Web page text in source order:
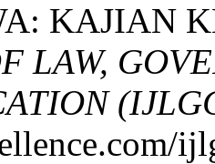
KAJIAN
LAW,